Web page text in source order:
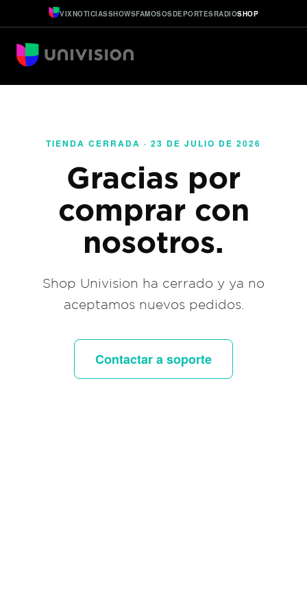
VIXNOTICIASSHOWSFAMOSOSDEPORTESRADIOSHOP
TIENDA CERRADA · 23 DE JULIO DE 2026
Gracias por
comprar con
nosotros.
Shop Univision ha cerrado y ya no
aceptamos nuevos pedidos.
Contactar a soporte